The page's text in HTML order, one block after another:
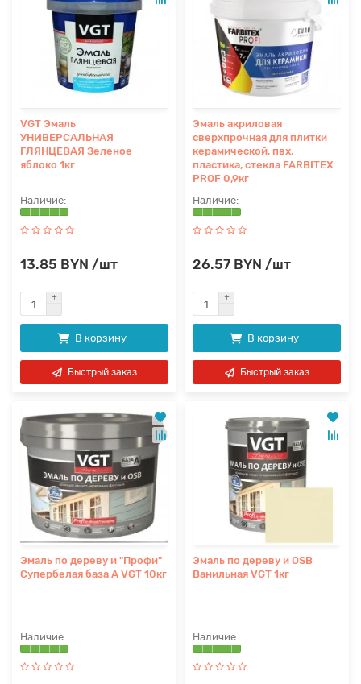
VGT Эмаль
УНИВЕРСАЛЬНАЯ
ГЛЯНЦЕВАЯ Зеленое
яблоко 1кг
13.85 BYN /шт
В корзину
Быстрый заказ
Эмаль акриловая
сверхпрочная для плитки
керамической, пвх,
пластика, стекла FARBITEX
PROF 0,9кг
26.57 BYN /шт
В корзину
Быстрый заказ
Эмаль по дереву и "Профи"
Супербелая база А VGT 10кг
Эмаль по дереву и OSB
Ванильная VGT 1кг